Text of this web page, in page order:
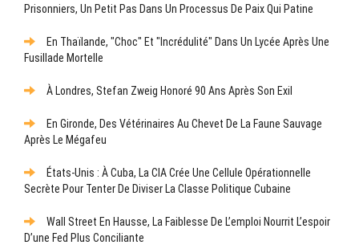
Prisonniers, Un Petit Pas Dans Un Processus De Paix Qui Patine
En Thaïlande, "choc" Et "incrédulité" Dans Un Lycée Après Une
Fusillade Mortelle
À Londres, Stefan Zweig Honoré 90 Ans Après Son Exil
En Gironde, Des Vétérinaires Au Chevet De La Faune Sauvage
Après Le Mégafeu
États-Unis : À Cuba, La CIA Crée Une Cellule Opérationnelle
Secrète Pour Tenter De Diviser La Classe Politique Cubaine
Wall Street En Hausse, La Faiblesse De L’emploi Nourrit L’espoir
D’une Fed Plus Conciliante